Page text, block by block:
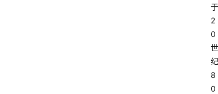
于
2
0
世
纪
8
0